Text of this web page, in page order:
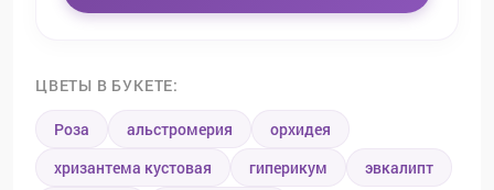
ЦВЕТЫ В БУКЕТЕ:
Роза альстромерия
орхидея
хризантема кустовая
гиперикум
эвкалипт